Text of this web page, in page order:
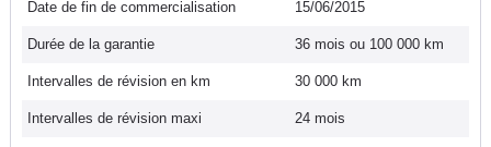
Date de fin de commercialisation 15/06/2015
Durée de la garantie 36 mois ou 100 000 km
Intervalles de révision en km 30 000 km
Intervalles de révision maxi 24 mois